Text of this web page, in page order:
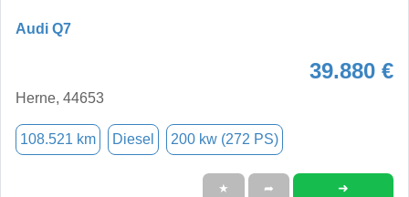
Audi Q7
39.880 €
Herne, 44653
108.521 km Diesel 200 kw (272 PS)
★ ➦ ➜